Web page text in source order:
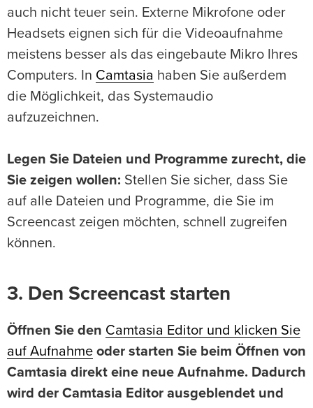
auch nicht teuer sein. Externe Mikrofone oder
Headsets eignen sich für die Videoaufnahme
meistens besser als das eingebaute Mikro Ihres
Computers. In Camtasia haben Sie außerdem
die Möglichkeit, das Systemaudio
aufzuzeichnen.
Legen Sie Dateien und Programme zurecht, die
Sie zeigen wollen: Stellen Sie sicher, dass Sie
auf alle Dateien und Programme, die Sie im
Screencast zeigen möchten, schnell zugreifen
können.
3. Den Screencast starten
Öffnen Sie den Camtasia Editor und klicken Sie
auf Aufnahme oder starten Sie beim Öffnen von
Camtasia direkt eine neue Aufnahme. Dadurch
wird der Camtasia Editor ausgeblendet und